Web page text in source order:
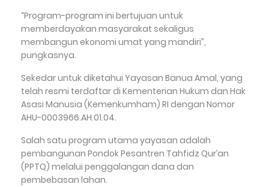
“Program-program ini bertujuan untuk
memberdayakan masyarakat sekaligus
membangun ekonomi umat yang mandiri”,
pungkasnya.
Sekedar untuk diketahui Yayasan Banua Amal, yang
telah resmi terdaftar di Kementerian Hukum dan Hak
Asasi Manusia (Kemenkumham) RI dengan Nomor
AHU-0003966.AH.01.04.
Salah satu program utama yayasan adalah
pembangunan Pondok Pesantren Tahfidz Qur’an
(PPTQ) melalui penggalangan dana dan
pembebasan lahan.